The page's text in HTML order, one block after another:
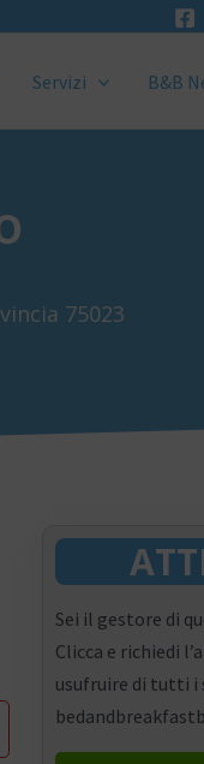
Servizi B&B
75023
Sei il gestore di
Clicca e richiedi
usufruire di tutti i